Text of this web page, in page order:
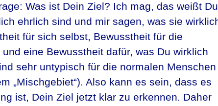
Was ist Dein Ziel? Ich mag, das weißt Du
ehrlich sind und mir sagen, was sie
für sich selbst, Bewusstheit für die
eine Bewusstheit dafür, was Du wirklich
sehr untypisch für die normalen Menschen
„Mischgebiet“). Also kann es sein, dass es
ist, Dein Ziel jetzt klar zu erkennen. Daher